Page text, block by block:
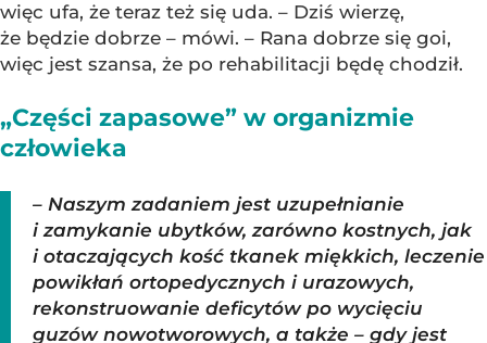
więc ufa, że teraz też się uda. – Dziś wierzę,
że będzie dobrze – mówi. – Rana dobrze się goi,
więc jest szansa, że po rehabilitacji będę chodził.
„Części zapasowe” w organizmie
człowieka
– Naszym zadaniem jest uzupełnianie
i zamykanie ubytków, zarówno kostnych, jak
i otaczających kość tkanek miękkich, leczenie
powikłań ortopedycznych i urazowych,
rekonstruowanie deficytów po wycięciu
guzów nowotworowych, a także – gdy jest